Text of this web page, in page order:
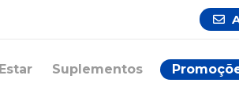
Suplementos